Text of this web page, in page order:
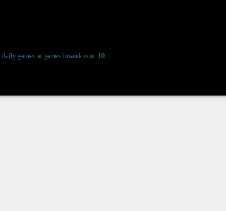
10 daily games at gamesforwork.com